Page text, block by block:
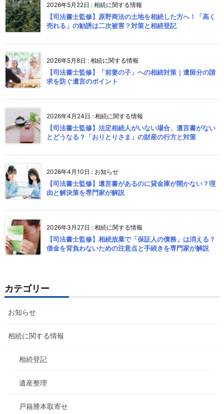
2026年5月22日 : 相続に関する情報
【司法書士監修】原野商法の土地を相続した方へ！「高く
売れる」の勧誘は二次被害？対策と相続登記
2026年5月8日 : 相続に関する情報
【司法書士監修】「前妻の子」への相続対策｜遺留分の請
求を防ぐ遺言のポイント
2026年4月24日 : 相続に関する情報
【司法書士監修】法定相続人がいない場合、遺言書がない
とどうなる？「おりとりさま」の財産の行方と対策
2026年4月10日 : お知らせ
【司法書士監修】遺言書があるのに貸金庫が開かない？理
由と解決策を専門家が解説
2026年3月27日 : 相続に関する情報
【司法書士監修】相続放棄で「保証人の債務」は消える？
借金を背負わないための注意点と手続きを専門家が解説
カテゴリー
お知らせ
相続に関する情報
相続登記
遺産整理
戸籍謄本取寄せ